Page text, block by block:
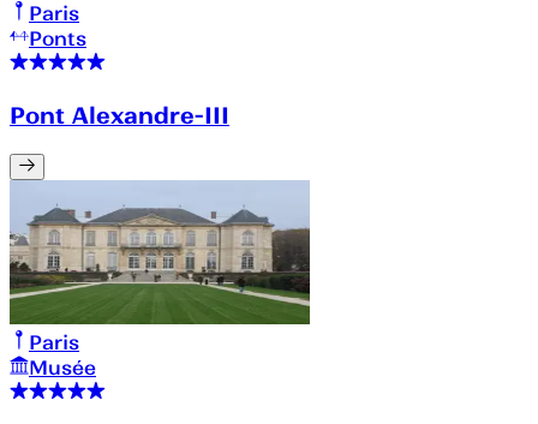
Paris
Ponts
Pont Alexandre-III
Paris
Musée